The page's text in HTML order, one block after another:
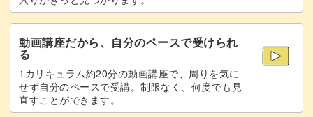
まるで刺繍のような立体感のある描き方をお教えします。
バランスよく描くには、どこから描くのかも重要。
動画講座だから、自分のペースで受けられ
る
1カリキュラム約20分の動画講座で、周りを気に
せず自分のペースで受講。制限なく、何度でも見
直すことができます。